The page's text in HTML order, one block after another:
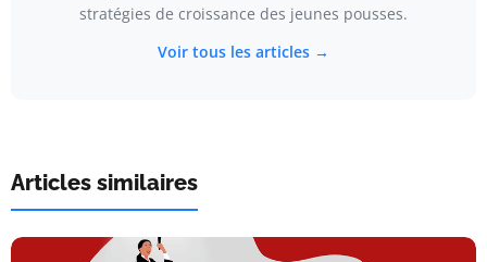
stratégies de croissance des jeunes pousses.
Voir tous les articles →
Articles similaires